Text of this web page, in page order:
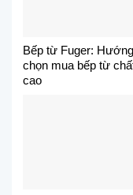
Bếp từ Fuger:
chọn mua bếp từ
cao